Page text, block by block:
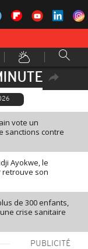
vote un
sanctions contre
Ayokwe, le
son
de 300 enfants,
crise sanitaire
PUBLICITÉ